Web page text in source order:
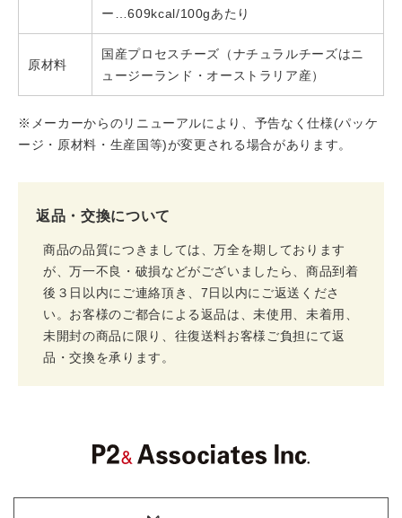
ー…609kcal/100gあたり
原材料
国産プロセスチーズ（ナチュラルチーズはニ
ュージーランド・オーストラリア産）
※メーカーからのリニューアルにより、予告なく仕様(パッケ
ージ・原材料・生産国等)が変更される場合があります。
返品・交換について
商品の品質につきましては、万全を期しております
が、万一不良・破損などがございましたら、商品到着
後３日以内にご連絡頂き、7日以内にご返送くださ
い。お客様のご都合による返品は、未使用、未着用、
未開封の商品に限り、往復送料お客様ご負担にて返
品・交換を承ります。